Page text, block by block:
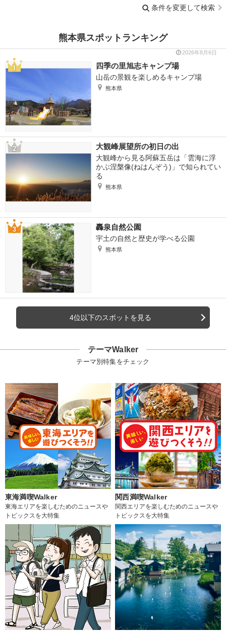
条件を変更して検索
熊本県スポットランキング
2026年8月6日
四季の里旭志キャンプ場
山岳の景観を楽しめるキャンプ場
熊本県
大観峰展望所の初日の出
大観峰から見る阿蘇五岳は「雲海に浮
かぶ涅槃像(ねはんぞう)」で知られてい
る
熊本県
轟泉自然公園
宇土の自然と歴史が学べる公園
熊本県
4位以下のスポットを見る
テーマWalker
テーマ別特集をチェック
東海満喫Walker
東海エリアを楽しむためのニュースや
トピックスを大特集
関西満喫Walker
関西エリアを楽しむためのニュースや
トピックスを大特集